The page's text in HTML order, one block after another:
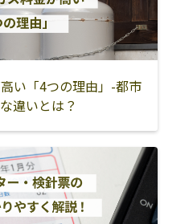
大垣市
0584-81-7107
田町3-8
0584-89-1221
飯町
0584-71-4555
1
大垣市
33
0584-78-4682
戸町
安八郡輪之内町
斐川町
揖斐郡大野町
美濃市
富加町
加茂郡川辺町
百津町
加茂郡白川町
嵩町
多治見市
い「4つの理由」-都市
違いとは？